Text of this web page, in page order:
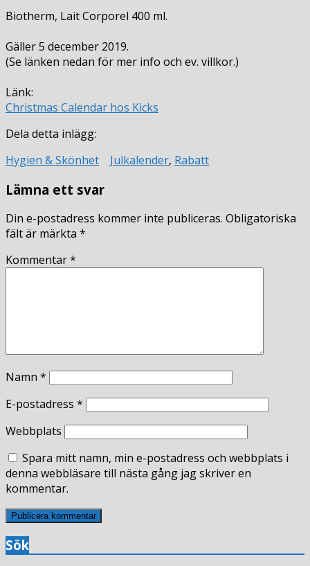
Biotherm, Lait Corporel 400 ml.
Gäller 5 december 2019.
(Se länken nedan för mer info och ev. villkor.)
Länk:
Christmas Calendar hos Kicks
Dela detta inlägg:
Hygien & Skönhet
Julkalender, Rabatt
Lämna ett svar
Din e-postadress kommer inte publiceras. Obligatoriska
fält är märkta *
Kommentar*
Namn *
E-postadress *
Webbplats
Spara mitt namn, min e-postadress och webbplats i
denna webbläsare till nästa gång jag skriver en
kommentar.
Sök